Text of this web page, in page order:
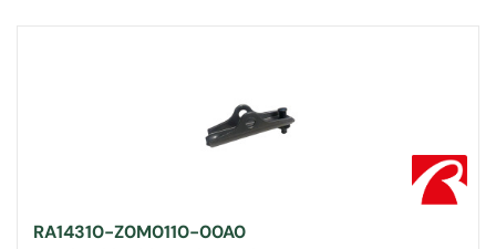
RA14310-Z0M0110-00A0